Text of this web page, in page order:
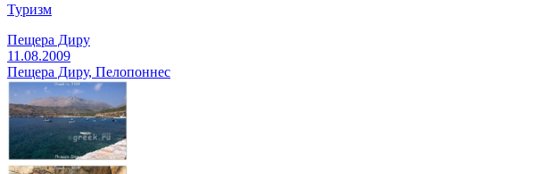
Туризм
Пещера Диру
11.08.2009
Пещера Диру, Пелопоннес